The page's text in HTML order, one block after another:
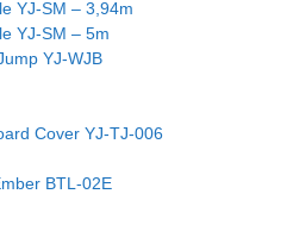
YJ-SM – 3,94m
YJ-SM – 5m
YJ-WJB
Cover YJ-TJ-006
BTL-02E